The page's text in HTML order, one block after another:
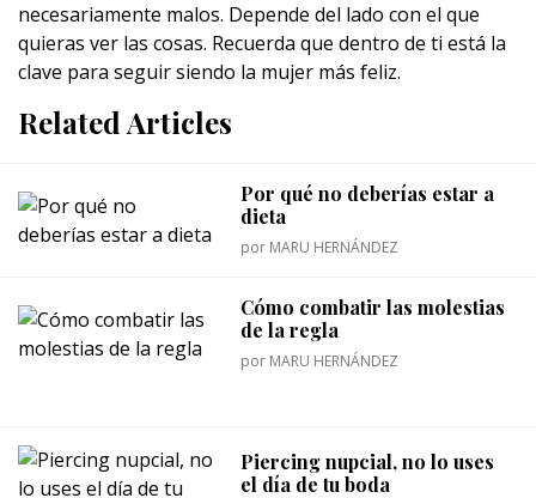
necesariamente malos. Depende del lado con el que
quieras ver las cosas. Recuerda que dentro de ti está la
clave para seguir siendo la mujer más feliz.
Related Articles
Por qué no deberías estar a
dieta
por MARU HERNÁNDEZ
Cómo combatir las molestias
de la regla
por MARU HERNÁNDEZ
Piercing nupcial, no lo uses
el día de tu boda